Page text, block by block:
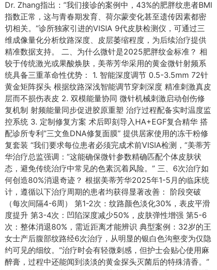
Dr. Zhang指出：”我们接诊的案例中，43%的肥胖纹患者BMI
指数正常，这与青春期发育、荷尔蒙变化甚至遗传因素都密
切相关。”诊所独家引进的VISIA 9代皮肤检测仪，可通过三
维成像量化分析纹路深度、皮层萎缩程度，为后续治疗提供
精准数据支持。 二、为什么微针是2025肥胖纹金标准？ 相
较于传统激光或果酸焕肤，美蒂芳华采用的黄金微针射频系
统具备三重革命性优势： 1. 智能深度调节 0.5-3.5mm 72针
黄金矩阵探头 根据纹路深浅智能调节穿刺深度 精准刺激真皮
层而不损伤表皮 2. 双模能量协同 微针机械刺激启动创伤修
复机制 射频能量同步促进胶原重塑 治疗过程配备实时温度监
控系统 3. 定制修复方案 术后即刻导入HA+EGF复合精华 搭
配诊所专利”三文鱼DNA修复面膜” 提供居家使用的冻干粉修
复套装 “我们要求每位患者必须完成术前VISIA检测，”美蒂芳
华治疗总监强调：”这能确保微针参数精确匹配个体皮肤状
态，避免传统治疗中常见的色素沉着风险。” 三、6次治疗如
何创造80%消退奇迹？ 根据美蒂芳华2025年1-5月的临床统
计，遵循以下治疗周期的患者均获得显著改善： 阶段突破
（每次间隔4-6周） 第1-2次：纹路颜色淡化30%，表皮平滑
度提升 第3-4次：凹陷深度减少50%，皮肤弹性增强 第5-6
次：整体消退80%，需近距离才能辨识 典型案例：32岁的王
女士产后腹部纹路经6次治疗，从明显的银白色沟壑变为仅隐
约可见的细纹。”治疗时会有轻微刺感，但护士会贴心使用麻
醉膏，过程中还能闻到淡淡的黄金探头灭菌后的特殊清香。”